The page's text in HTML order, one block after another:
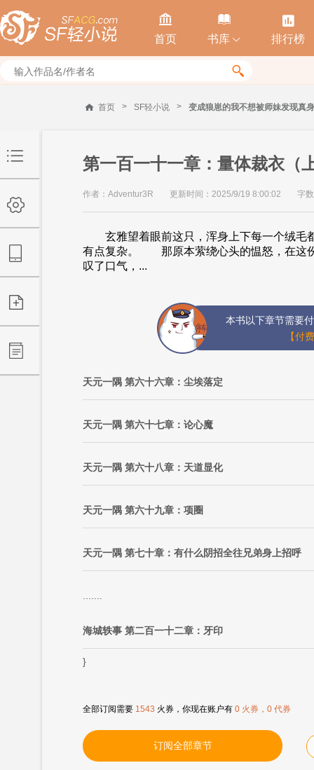

首页

书库 

排行榜

首页 > SF轻小说 > 变成狼崽的我不想被师妹发现真身
第一百一十一章：量体裁衣（
作者：Adventur3R 更新时间：2025/9/19 8:00:02 字
玄雅望着眼前这只，浑身上下每一个绒毛
有点复杂。 那原本萦绕心头的愠怒，在这
叹了口气，...
本书以下章节需要
【付
天元一隅 第六十六章：尘埃落定
天元一隅 第六十七章：论心魔
天元一隅 第六十八章：天道显化
天元一隅 第六十九章：项圈
天元一隅 第七十章：有什么阴招全往兄弟身上招呼
海城轶事 第二百一十二章：牙印
}
全部订阅需要 1543 火券，你现在账户有 0 火券，0 代券
订阅全部章节